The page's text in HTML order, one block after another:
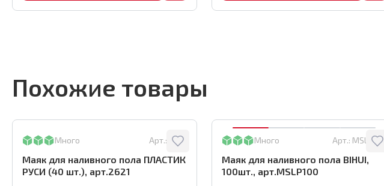
Похожие товары
Много Арт.: 2621
Маяк для наливного пола ПЛАСТИК
РУСИ (40 шт.), арт.2621
Много Арт.: MSLP100
Маяк для наливного пола BIHUI,
100шт., арт.MSLP100